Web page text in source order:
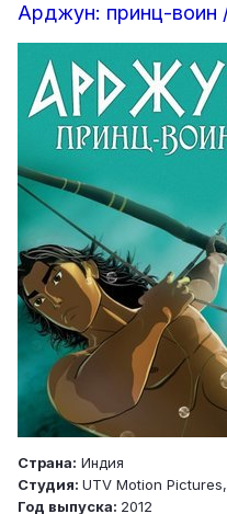
Арджун: принц-воин
Страна: Индия
Студия: UTV Motion
Год выпуска: 2012